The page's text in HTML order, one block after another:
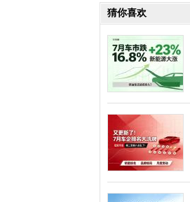
猜你喜欢